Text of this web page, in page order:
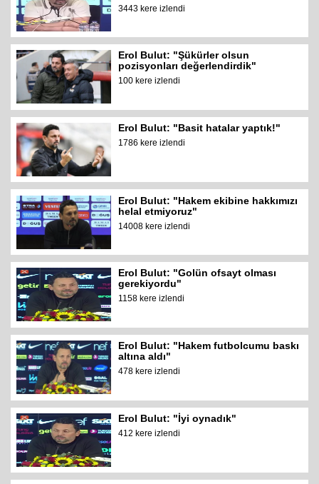
3443 kere izlendi
Erol Bulut: "Şükürler olsun
pozisyonları değerlendirdik"
100 kere izlendi
Erol Bulut: "Basit hatalar yaptık!"
1786 kere izlendi
Erol Bulut: "Hakem ekibine hakkımızı
helal etmiyoruz"
14008 kere izlendi
Erol Bulut: "Golün ofsayt olması
gerekiyordu"
1158 kere izlendi
Erol Bulut: "Hakem futbolcumu baskı
altına aldı"
478 kere izlendi
Erol Bulut: "İyi oynadık"
412 kere izlendi